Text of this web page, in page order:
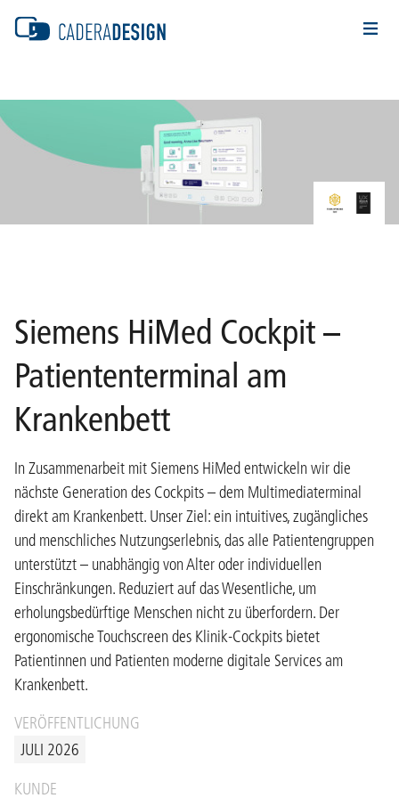
Siemens HiMed Cockpit –
Patiententerminal am
Krankenbett
In Zusammenarbeit mit Siemens HiMed entwickeln wir die
nächste Generation des Cockpits – dem Multimediaterminal
direkt am Krankenbett. Unser Ziel: ein intuitives, zugängliches
und menschliches Nutzungserlebnis, das alle Patientengruppen
unterstützt – unabhängig von Alter oder individuellen
Einschränkungen. Reduziert auf das Wesentliche, um
erholungsbedürftige Menschen nicht zu überfordern. Der
ergonomische Touchscreen des Klinik-Cockpits bietet
Patientinnen und Patienten moderne digitale Services am
Krankenbett.
VERÖFFENTLICHUNG
JULI 2026
KUNDE